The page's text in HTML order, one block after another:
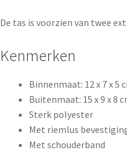
De tas is voorzien van twee
Kenmerken
Binnenmaat: 12 x 7 x 5
Buitenmaat: 15 x 9 x 8
Sterk polyester
Met riemlus
Met schouderband